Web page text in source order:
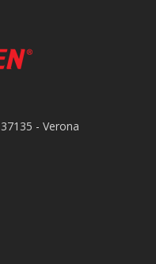
- Verona